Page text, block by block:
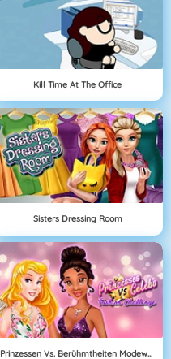
Kill Time At The Office
Sisters Dressing Room
Prinzessen Vs. Berühmtheiten Modewettbewerb